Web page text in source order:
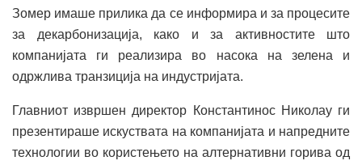
Зомер имаше прилика да се информира и за процесите
за декарбонизација, како и за активностите што
компанијата ги реализира во насока на зелена и
одржлива транзиција на индустријата.
Главниот извршен директор Константинос Николау ги
презентираше искуствата на компанијата и напредните
технологии во користењето на алтернативни горива од